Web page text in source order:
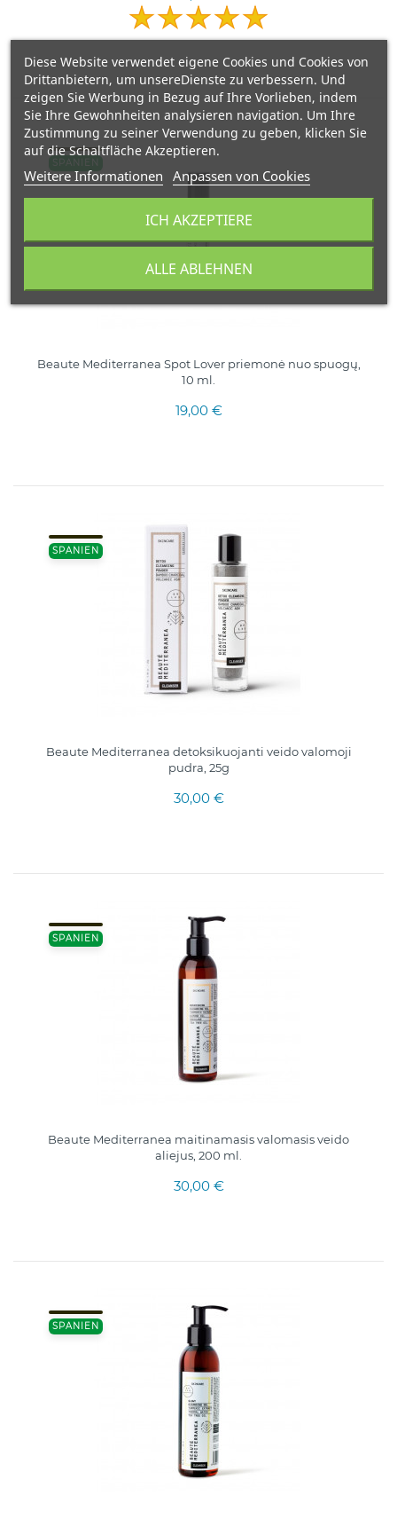
SPANIEN
Beaute Mediterranea Spot Lover priemonė nuo spuogų,
10 ml.
19,00 €
SPANIEN
Beaute Mediterranea detoksikuojanti veido valomoji
pudra, 25g
30,00 €
SPANIEN
Beaute Mediterranea maitinamasis valomasis veido
aliejus, 200 ml.
30,00 €
SPANIEN
Diese Website verwendet eigene Cookies und Cookies von
Drittanbietern, um unsereDienste zu verbessern. Und
zeigen Sie Werbung in Bezug auf Ihre Vorlieben, indem
Sie Ihre Gewohnheiten analysieren navigation. Um Ihre
Zustimmung zu seiner Verwendung zu geben, klicken Sie
auf die Schaltfläche Akzeptieren.
Weitere Informationen Anpassen von Cookies
ALLE ABLEHNEN
ICH AKZEPTIERE